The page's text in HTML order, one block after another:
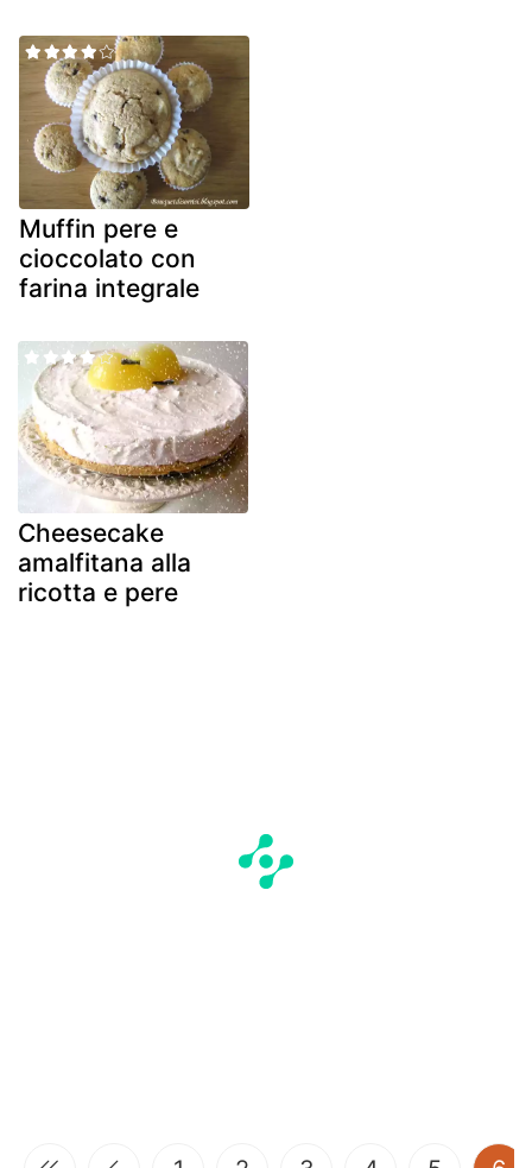
Muffin pere e
cioccolato con
farina integrale
Cheesecake
amalfitana alla
ricotta e pere